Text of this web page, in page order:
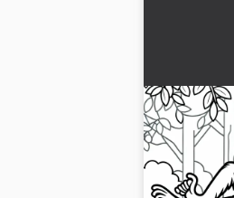
Makaak
een
vrucht
gratis
Download
een makaak